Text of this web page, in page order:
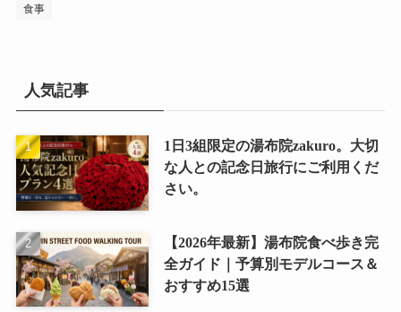
食事
人気記事
1日3組限定の湯布院zakuro。大切
な人との記念日旅行にご利用くだ
さい。
【2026年最新】湯布院食べ歩き完
全ガイド｜予算別モデルコース＆
おすすめ15選